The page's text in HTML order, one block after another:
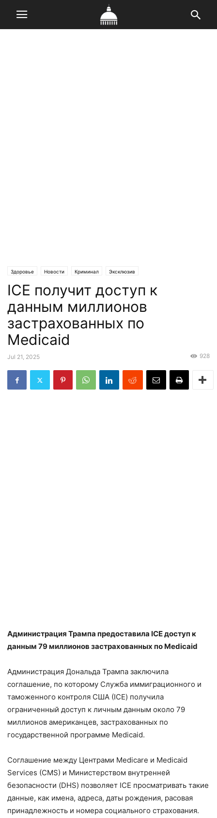
Здоровье Новости Криминал Эксклюзив
ICE получит доступ к
данным миллионов
застрахованных по
Medicaid
Jul 21, 2025 928
Администрация Трампа предоставила ICE доступ к
данным 79 миллионов застрахованных по Medicaid
Администрация Дональда Трампа заключила
соглашение, по которому Служба иммиграционного и
таможенного контроля США (ICE) получила
ограниченный доступ к личным данным около 79
миллионов американцев, застрахованных по
государственной программе Medicaid.
Соглашение между Центрами Medicare и Medicaid
Services (CMS) и Министерством внутренней
безопасности (DHS) позволяет ICE просматривать такие
данные, как имена, адреса, даты рождения, расовая
принадлежность и номера социального страхования.